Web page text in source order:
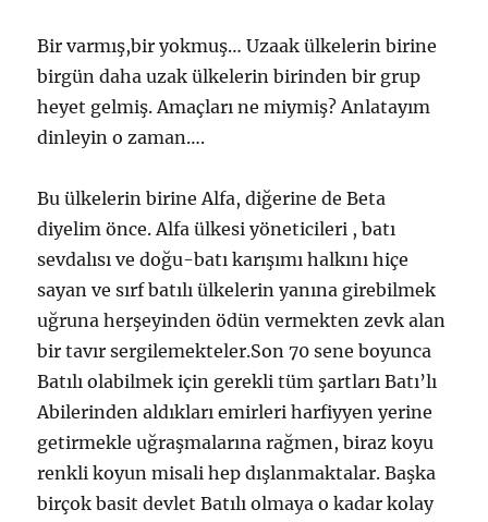
Bir varmış,bir yokmuş… Uzaak ülkelerin birine
birgün daha uzak ülkelerin birinden bir grup
heyet gelmiş. Amaçları ne miymiş? Anlatayım
dinleyin o zaman….
Bu ülkelerin birine Alfa, diğerine de Beta
diyelim önce. Alfa ülkesi yöneticileri , batı
sevdalısı ve doğu-batı karışımı halkını hiçe
sayan ve sırf batılı ülkelerin yanına girebilmek
uğruna herşeyinden ödün vermekten zevk alan
bir tavır sergilemekteler.Son 70 sene boyunca
Batılı olabilmek için gerekli tüm şartları Batı’lı
Abilerinden aldıkları emirleri harfiyyen yerine
getirmekle uğraşmalarına rağmen, biraz koyu
renkli koyun misali hep dışlanmaktalar. Başka
birçok basit devlet Batılı olmaya o kadar kolay